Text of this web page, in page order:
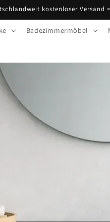
kostenloser Versand
Badezimmermöbel